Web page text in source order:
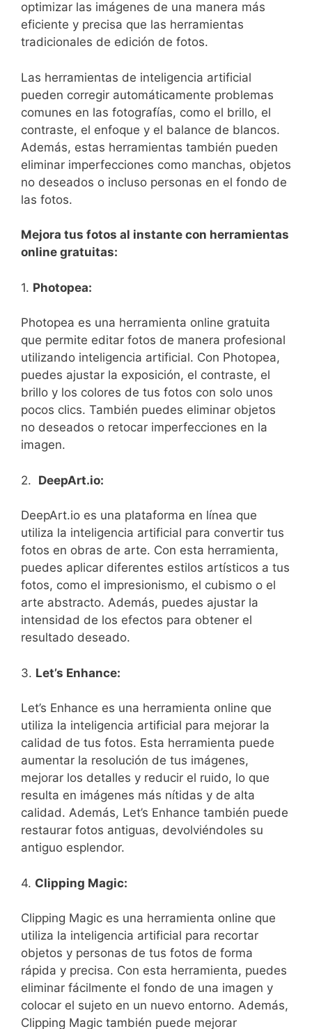
optimizar las imágenes de una manera ⁤más
eficiente y precisa que las herramientas
tradicionales de edición de fotos.
Las herramientas de inteligencia ‍artificial
pueden corregir automáticamente problemas
comunes en las fotografías, como el brillo, el
contraste, el enfoque y el balance de blancos.
Además, estas herramientas también pueden
eliminar imperfecciones como manchas, objetos
no deseados o incluso personas en el‌ fondo⁤ de
las fotos.
Mejora tus fotos al instante con herramientas
online gratuitas:
1. Photopea:
Photopea es una herramienta online gratuita
que permite editar fotos de manera profesional
utilizando inteligencia artificial. Con Photopea,
‍puedes ⁢ajustar la exposición, el contraste, el
brillo y los ‌colores de tus fotos con solo unos⁢
pocos clics. También puedes eliminar objetos
no deseados o retocar imperfecciones​ en la
imagen.
2. ‌ DeepArt.io:
DeepArt.io es una plataforma en línea que
utiliza ​la inteligencia artificial para convertir tus
fotos en obras de arte. Con esta herramienta,
puedes aplicar ‍diferentes ⁢estilos artísticos a tus
fotos, como el impresionismo, el cubismo⁣ o el
arte abstracto. Además, puedes ⁤ajustar la
intensidad ‍de los efectos para⁤ obtener el⁤
resultado deseado.
3. Let’s Enhance:
Let’s Enhance es una herramienta ⁤online que
utiliza la inteligencia artificial para mejorar la
calidad de tus fotos. Esta herramienta puede
aumentar la resolución de tus imágenes,‌
mejorar los detalles y reducir el ruido, lo que
resulta ‌en imágenes más nítidas y de alta
calidad. ⁤Además, Let’s Enhance también puede
‍restaurar fotos antiguas, devolviéndoles‍ su
antiguo esplendor.
4. Clipping Magic:
Clipping Magic es una herramienta online que
utiliza la inteligencia artificial para recortar
objetos y personas de tus fotos de forma
rápida y precisa. Con ⁤esta herramienta, puedes
eliminar fácilmente el fondo de una ⁢imagen y
colocar⁣ el sujeto en un nuevo entorno. Además,
Clipping Magic también puede mejorar